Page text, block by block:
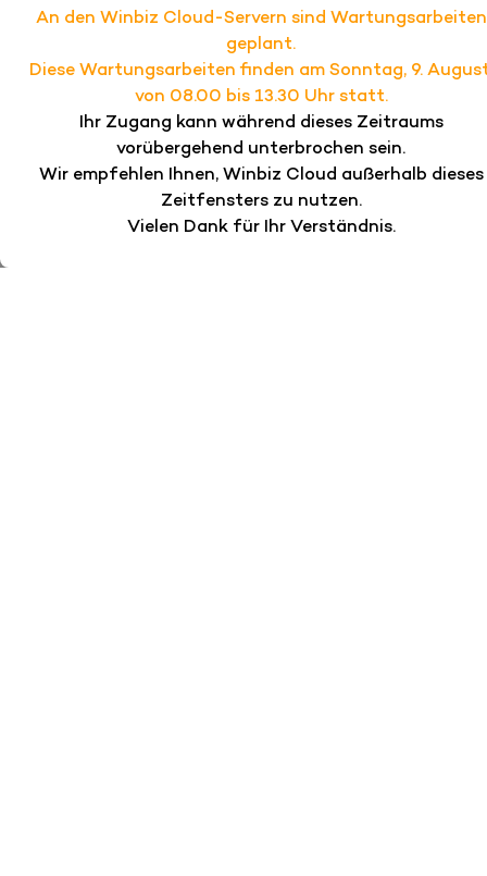
An den Winbiz Cloud-Servern sind Wartungsarbeiten
geplant.
Diese Wartungsarbeiten finden am Sonntag, 9.
von 08.00 bis 13.30 Uhr statt.
Ihr Zugang kann während dieses Zeitraums
vorübergehend unterbrochen sein.
Wir empfehlen Ihnen, Winbiz Cloud außerhalb dieses
Zeitfensters zu nutzen.
Vielen Dank für Ihr Verständnis.